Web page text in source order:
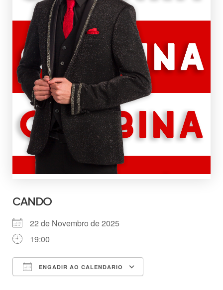
CANDO
22 de Novembro de 2025
19:00
ENGADIR AO CALENDARIO